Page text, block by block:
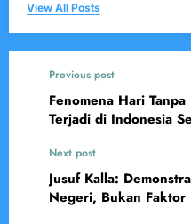
View All Posts
Previous post
Fenomena Hari
Terjadi di Indonesia
Next post
Jusuf Kalla:
Negeri, Bukan Faktor